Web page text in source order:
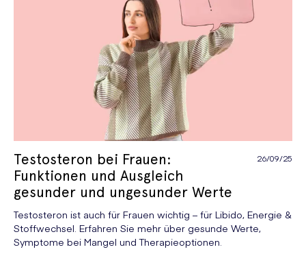
Testosteron bei Frauen:
Funktionen und Ausgleich
gesunder und ungesunder Werte
26/09/25
Testosteron ist auch für Frauen wichtig – für Libido, Energie &
Stoffwechsel. Erfahren Sie mehr über gesunde Werte,
Symptome bei Mangel und Therapieoptionen.